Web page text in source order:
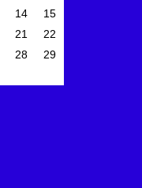
14
15
21
22
28
29